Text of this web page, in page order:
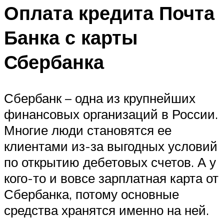
Оплата кредита Почта
Банка с карты
Сбербанка
Сбербанк – одна из крупнейших
финансовых организаций в России.
Многие люди становятся ее
клиентами из-за выгодных условий
по открытию дебетовых счетов. А у
кого-то и вовсе зарплатная карта от
Сбербанка, потому основные
средства хранятся именно на ней.